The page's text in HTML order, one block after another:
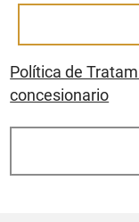
Política de
concesionario